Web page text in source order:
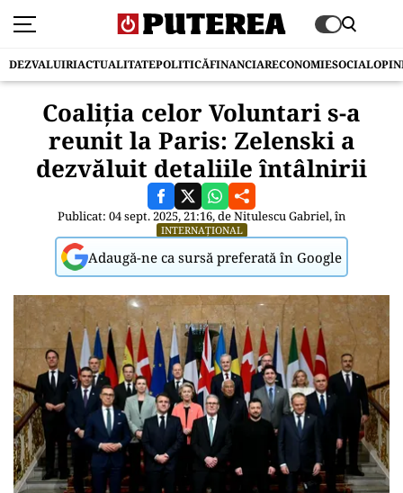
DEZVALUIRIACTUALITATEPOLITICĂFINANCIARECONOMIESOCIAL
Coaliția celor Voluntari s-a
reunit la Paris: Zelenski a
dezvăluit detaliile întâlnirii
Publicat: 04 sept. 2025, 21:16, deNitulescu Gabriel, în
INTERNAȚIONAL
Adaugă-ne ca sursă preferată în Google